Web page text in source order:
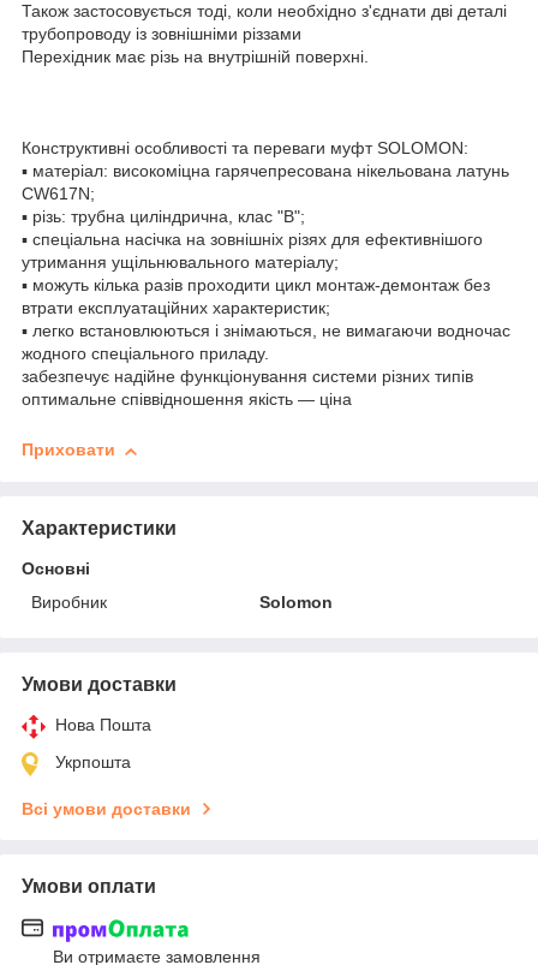
Також застосовується тоді, коли необхідно з'єднати дві деталі
трубопроводу із зовнішніми різзами
Перехідник має різь на внутрішній поверхні.
Конструктивні особливості та переваги муфт SOLOMON:
▪ матеріал: високоміцна гарячепресована нікельована латунь
CW617N;
▪ різь: трубна циліндрична, клас "В";
▪ спеціальна насічка на зовнішніх різях для ефективнішого
утримання ущільнювального матеріалу;
▪ можуть кілька разів проходити цикл монтаж-демонтаж без
втрати експлуатаційних характеристик;
▪ легко встановлюються і знімаються, не вимагаючи водночас
жодного спеціального приладу.
забезпечує надійне функціонування системи різних типів
оптимальне співвідношення якість — ціна
Приховати
Характеристики
Основні
Виробник
Solomon
Умови доставки
Нова Пошта
Укрпошта
Всі умови доставки
Умови оплати
Ви отримаєте замовлення